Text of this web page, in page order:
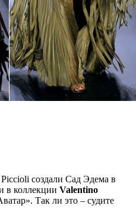
создали Сад Эдема в
в коллекции Valentino
Так ли это – судите